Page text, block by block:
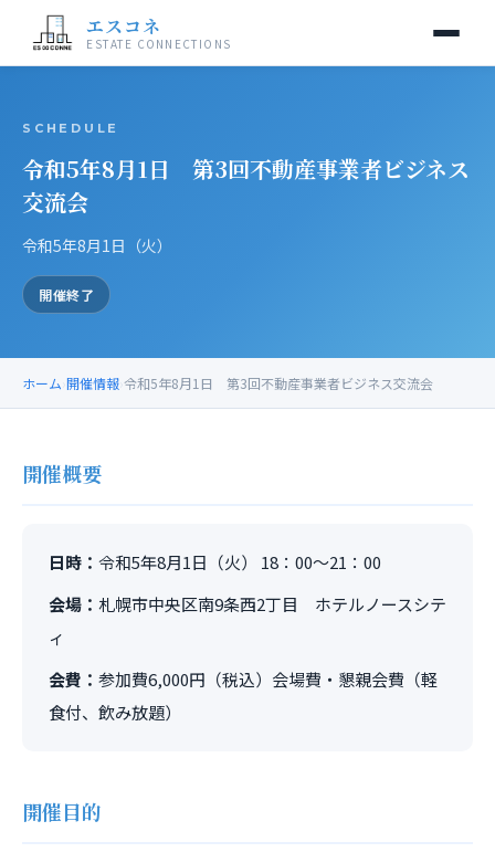
エスコネ
ESTATE CONNECTIONS
開催情報
運営事務局
SCHEDULE
令和5年8月1日 第3回不動産事業者ビジネス
交流会
令和5年8月1日（火）
開催終了
ホーム 開催情報 令和5年8月1日 第3回不動産事業者ビジネス交流会
開催概要
日時： 令和5年8月1日（火） 18：00～21：00
会場： 札幌市中央区南9条西2丁目 ホテルノースシテ
ィ
会費： 参加費6,000円（税込）会場費・懇親会費（軽
食付、飲み放題）
開催目的